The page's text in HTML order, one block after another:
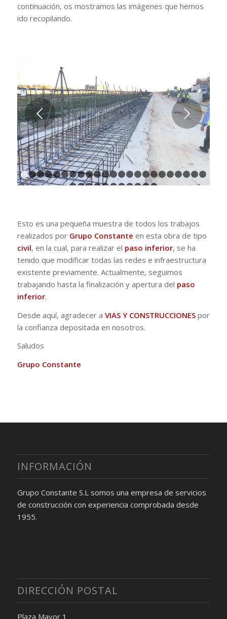
continuación, os mostramos las imágenes que hemos
ido recopilando.
Posterior
1 2 3 4 5 6 7 8 9 1011121314151617
Esto es una pequeña muestra de todos los trabajos
realizados por Grupo Constante en esta obra de tipo
civil, en la cual, para realizar el paso inferior, se ha
tenido que modificar todas las redes e infraestructura
existente previamente. Actualmente, seguimos
trabajando hasta la finalización y apertura del paso
inferior.
Desde aquí, agradecer a VIAS Y CONSTRUCCIONES por
la confianza depositada en nosotros.
Saludos
Grupo Constante
INFORMACIÓN
Grupo Constante S.L somos una empresa de servicios
de construcción con experiencia comprobada desde
1955.
DIRECCIÓN POSTAL
Plaza Mayor 1